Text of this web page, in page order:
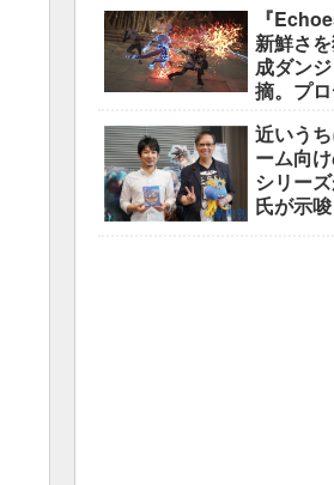
『
新鮮さ
成ダン
摘。プ
近いう
ーム向
シリー
氏が示唆